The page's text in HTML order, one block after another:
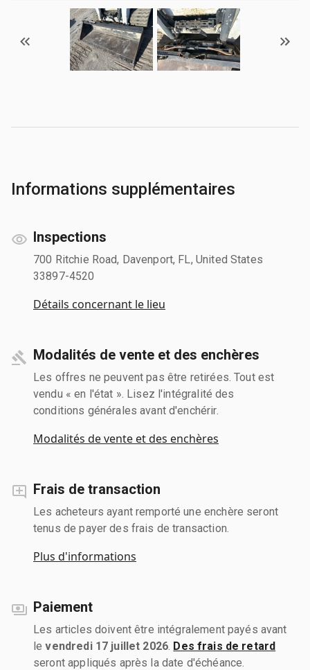
Informations supplémentaires
Inspections
700 Ritchie Road, Davenport, FL, United States
33897-4520
Détails concernant le lieu
Modalités de vente et des enchères
Les offres ne peuvent pas être retirées. Tout est
vendu « en l'état ». Lisez l'intégralité des
conditions générales avant d'enchérir.
Modalités de vente et des enchères
Frais de transaction
Les acheteurs ayant remporté une enchère seront
tenus de payer des frais de transaction.
Plus d'informations
Paiement
Les articles doivent être intégralement payés avant
levendredi 17 juillet 2026 Des frais de retard
seront appliqués après la date d'échéance.